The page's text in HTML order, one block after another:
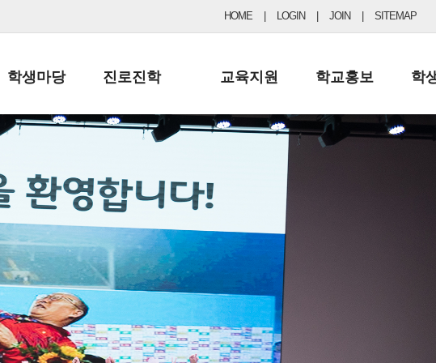
HOME LOGIN JOIN SITEMAP
학생마당
학생생활규정
학교신문
자율진로동아리
유초등 소식지
진로진학
공지사항 및 입시자료
드림레터
교육지원
행정실
학교운영위원회
학교건축기금
학교홍보
보도자료
학